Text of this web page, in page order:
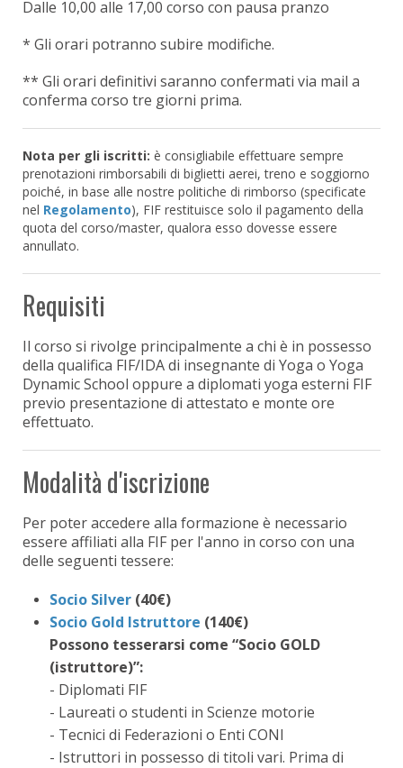
Dalle 10,00 alle 17,00 corso con pausa pranzo
* Gli orari potranno subire modifiche.
** Gli orari definitivi saranno confermati via mail a
conferma corso tre giorni prima.
Nota per gli iscritti: è consigliabile effettuare sempre
prenotazioni rimborsabili di biglietti aerei, treno e soggiorno
poiché, in base alle nostre politiche di rimborso (specificate
nel Regolamento), FIF restituisce solo il pagamento della
quota del corso/master, qualora esso dovesse essere
annullato.
Requisiti
Il corso si rivolge principalmente a chi è in possesso
della qualifica FIF/IDA di insegnante di Yoga o Yoga
Dynamic School oppure a diplomati yoga esterni FIF
previo presentazione di attestato e monte ore
effettuato.
Modalità d'iscrizione
Per poter accedere alla formazione è necessario
essere affiliati alla FIF per l'anno in corso con una
delle seguenti tessere:
Socio Silver (40€)
Socio Gold Istruttore (140€)
Possono tesserarsi come “Socio GOLD
(istruttore)”:
- Diplomati FIF
- Laureati o studenti in Scienze motorie
- Tecnici di Federazioni o Enti CONI
- Istruttori in possesso di titoli vari. Prima di